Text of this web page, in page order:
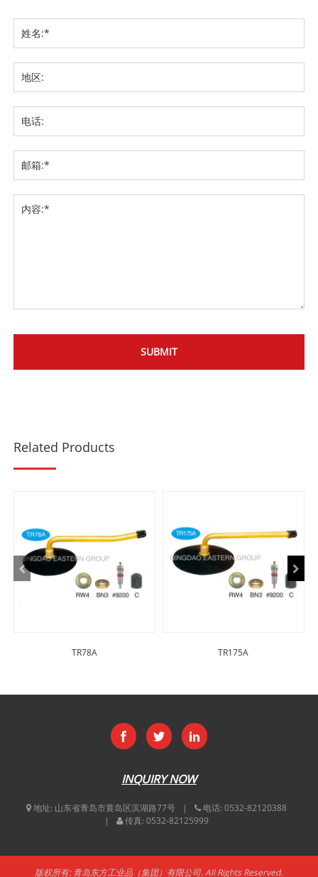
Related Products
TR78A TR175A
INQUIRY NOW
地址: 山东省青岛市黄岛区滨湖路77号 电话: 0532-82120388
传真: 0532-82125999
版权所有: 青岛东方工业品（集团）有限公司. All Rights Reserved.